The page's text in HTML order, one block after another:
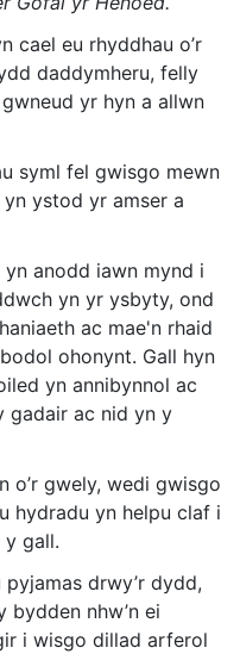
cael eu rhyddhau o’r
daddymheru, felly
yr hyn a allwn
syml fel gwisgo mewn
ystod yr amser a
yn anodd iawn mynd i
yn yr ysbyty, ond
ac mae'n rhaid
ohonynt. Gall hyn
yn annibynnol ac
gadair ac nid yn y
o’r gwely, wedi gwisgo
hydradu yn helpu claf i
gall.
drwy’r dydd,
bydden nhw’n ei
i wisgo dillad arferol